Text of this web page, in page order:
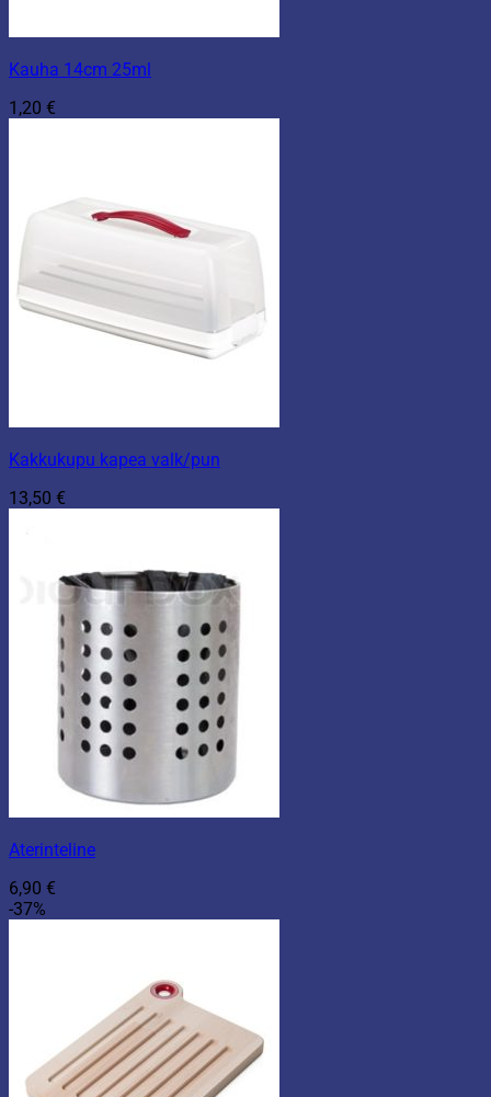
Kauha 14cm 25ml
1,20 €
Kakkukupu kapea valk/pun
13,50 €
Aterinteline
6,90 €
-37%